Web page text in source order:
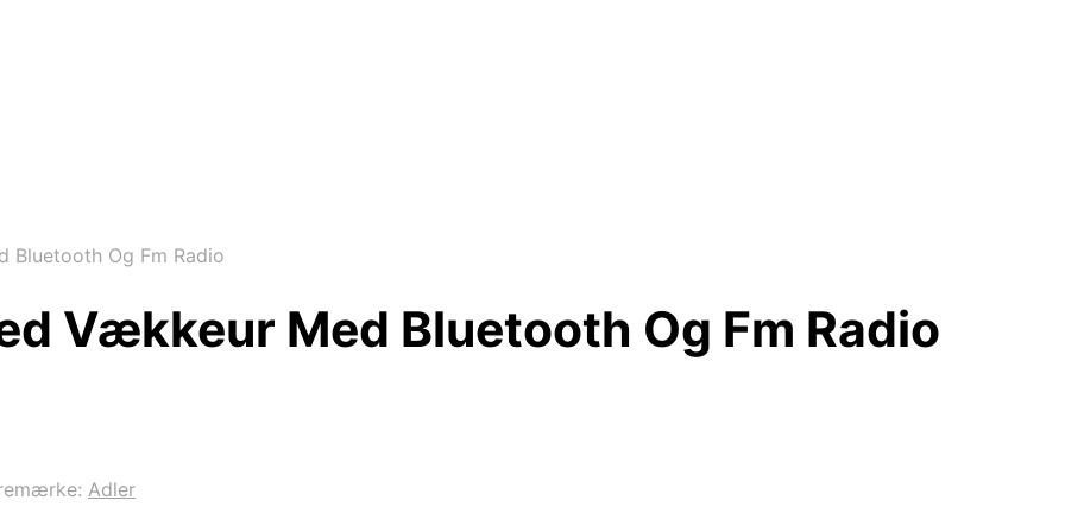
Bluetooth Og Fm Radio
Vækkeur Med Bluetooth Og Fm Radio
Adler